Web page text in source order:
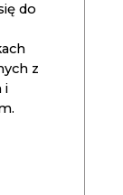
do
z
i